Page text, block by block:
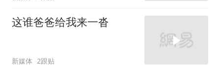
这谁爸爸给我来一沓
新媒体 2跟贴